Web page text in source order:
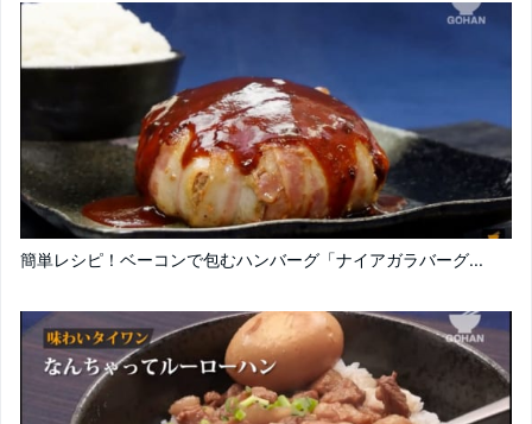
簡単レシピ！ベーコンで包むハンバーグ「ナイアガラバーグ...